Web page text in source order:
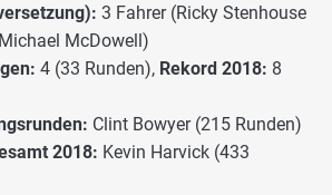
3 Fahrer (Ricky Stenhouse
McDowell)
4 (33 Runden), Rekord 2018: 8
Clint Bowyer (215 Runden)
2018: Kevin Harvick (433